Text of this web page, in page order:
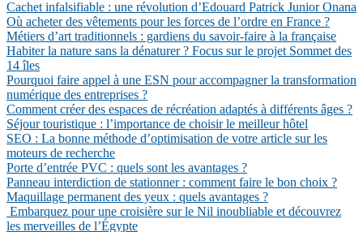
Cachet infalsifiable : une révolution d’Edouard Patrick Junior Onana
Où acheter des vêtements pour les forces de l’ordre en France ?
Métiers d’art traditionnels : gardiens du savoir-faire à la française
Habiter la nature sans la dénaturer ? Focus sur le projet Sommet des
14 îles
Pourquoi faire appel à une ESN pour accompagner la transformation
numérique des entreprises ?
Comment créer des espaces de récréation adaptés à différents âges ?
Séjour touristique : l’importance de choisir le meilleur hôtel
SEO : La bonne méthode d’optimisation de votre article sur les
moteurs de recherche
Porte d’entrée PVC : quels sont les avantages ?
Panneau interdiction de stationner : comment faire le bon choix ?
Maquillage permanent des yeux : quels avantages ?
Embarquez pour une croisière sur le Nil inoubliable et découvrez
les merveilles de l’Égypte